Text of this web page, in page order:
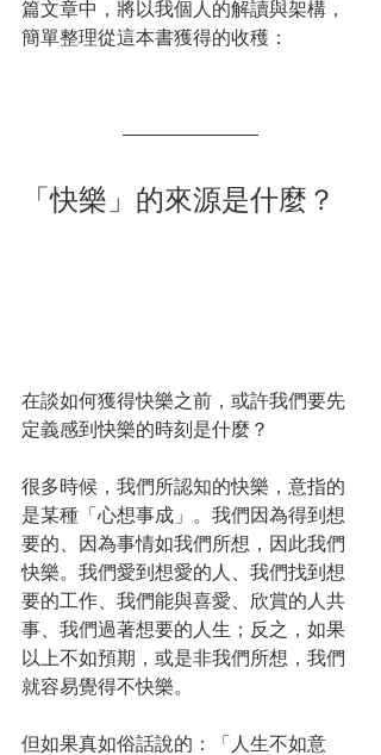
篇文章中，將以我個人的解讀與架構，
簡單整理從這本書獲得的收穫：
「快樂」的來源是什麼？
在談如何獲得快樂之前，或許我們要先
定義感到快樂的時刻是什麼？
很多時候，我們所認知的快樂，意指的
是某種「心想事成」。我們因為得到想
要的、因為事情如我們所想，因此我們
快樂。我們愛到想愛的人、我們找到想
要的工作、我們能與喜愛、欣賞的人共
事、我們過著想要的人生；反之，如果
以上不如預期，或是非我們所想，我們
就容易覺得不快樂。
但如果真如俗話說的：「人生不如意